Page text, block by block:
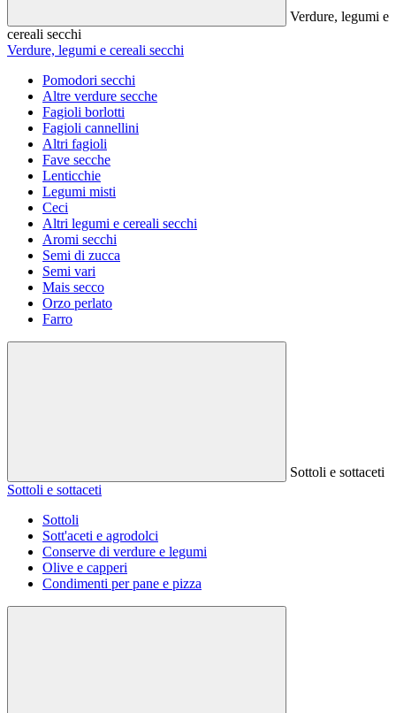
Verdure, legumi e
cereali secchi
Verdure, legumi e cereali secchi
Pomodori secchi
Altre verdure secche
Fagioli borlotti
Fagioli cannellini
Altri fagioli
Fave secche
Lenticchie
Legumi misti
Ceci
Altri legumi e cereali secchi
Aromi secchi
Semi di zucca
Semi vari
Mais secco
Orzo perlato
Farro
Sottoli e sottaceti
Sottoli e sottaceti
Sottoli
Sott'aceti e agrodolci
Conserve di verdure e legumi
Olive e capperi
Condimenti per pane e pizza